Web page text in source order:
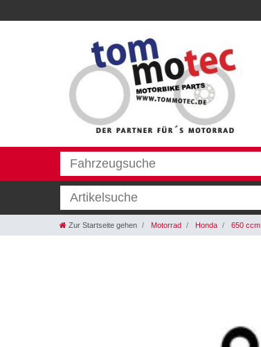
Zur Startseite gehen Motorrad Honda 650 ccm